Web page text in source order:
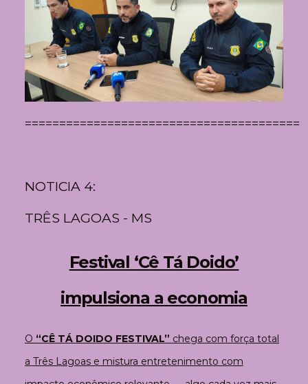
NOTICIA 4:
TRÊS LAGOAS - MS
Festival ‘Cê Tá Doido’
impulsiona a economia
O “CÊ TÁ DOIDO FESTIVAL” chega com força total
a Três Lagoas e mistura entretenimento com